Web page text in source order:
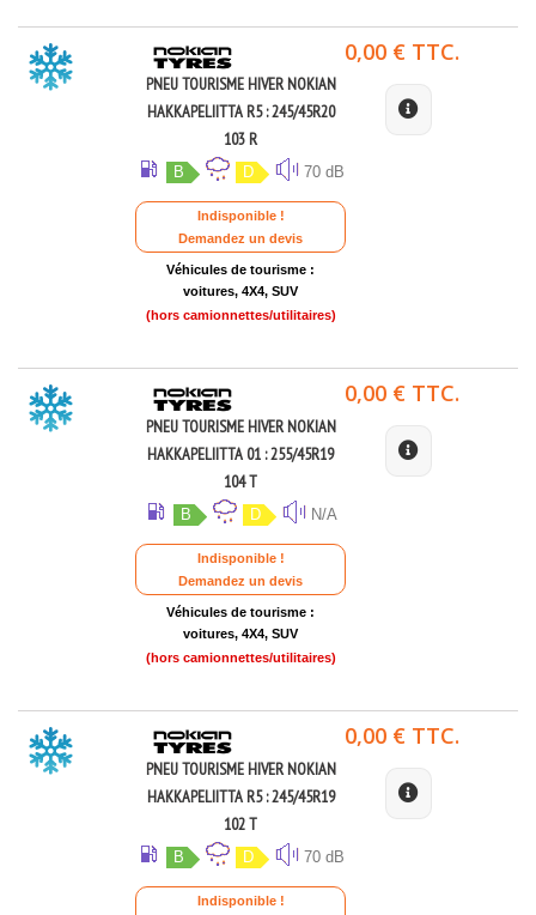
PNEU TOURISME HIVER NOKIAN
HAKKAPELIITTA R5 : 245/45R20
103 R
B D 70 dB
Indisponible !
Demandez un devis
Véhicules de tourisme :
voitures, 4X4, SUV
(hors camionnettes/utilitaires)
0,00 € TTC.
PNEU TOURISME HIVER NOKIAN
HAKKAPELIITTA 01 : 255/45R19
104 T
B D N/A
Indisponible !
Demandez un devis
Véhicules de tourisme :
voitures, 4X4, SUV
(hors camionnettes/utilitaires)
0,00 € TTC.
PNEU TOURISME HIVER NOKIAN
HAKKAPELIITTA R5 : 245/45R19
102 T
B D 70 dB
Indisponible !
0,00 € TTC.